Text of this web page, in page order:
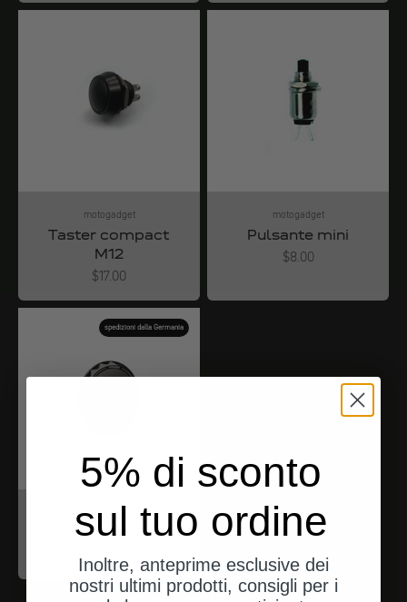
motogadget
Taster compact
M12
Angebot
$17.00
motogadget
Pulsante mini
Angebot
$8.00
spedizioni dalla Germania
motogadget
mo.grip cap
Angebot
$77.00
5% di sconto
sul tuo ordine
Inoltre, anteprime esclusive dei
nostri ultimi prodotti, consigli per i